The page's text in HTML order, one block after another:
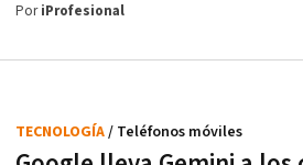
PoriProfesional
TECNOLOGÍA/ Teléfonos móviles